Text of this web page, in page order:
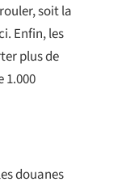
soit la
Enfin, les
plus de
1.000
douanes